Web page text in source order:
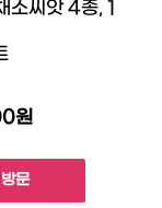
소씨앗 4종, 1
원
문